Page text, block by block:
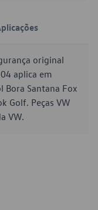
original
aplica em
Bora Santana Fox
Golf. Peças VW
VW.